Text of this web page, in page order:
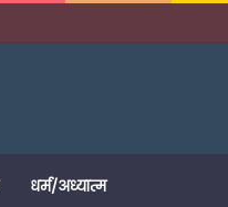
धर्म/अध्यात्म